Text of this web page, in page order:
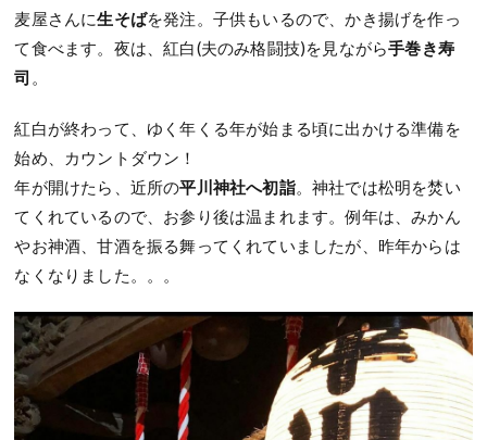
麦屋さんに生そばを発注。子供もいるので、かき揚げを作っ
て食べます。夜は、紅白(夫のみ格闘技)を見ながら手巻き寿
司 。
紅白が終わって、ゆく年くる年が始まる頃に出かける準備を
始め、カウントダウン！
年が開けたら、近所の平川神社へ初詣。神社では松明を焚い
てくれているので、お参り後は温まれます。例年は、みかん
やお神酒、甘酒を振る舞ってくれていましたが、昨年からは
なくなりました。。。